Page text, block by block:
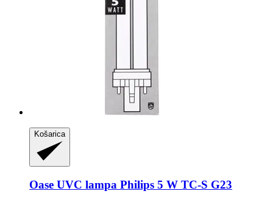
Košarica
Oase UVC lampa Philips 5 W TC-​S G23